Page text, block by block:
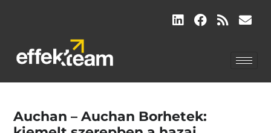
Auchan – Auchan Borhetek: